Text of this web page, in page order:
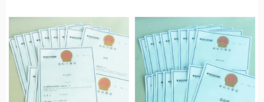
查、实质审理和作出裁定四个阶
段，整体成功率约在30%至
50%。根据《中华人民共和国商
标法》（2026年修正，2027年1
月1日起施行）规定，本文详细解
读商标驳回复审全流程。
18个月，官方规费为几百元到几
千元不等。根据《中华人民共和
国商标法》（2026年修正，2027
年1月1日起施行）规定，本文全
面解读最新商标注册流程细节、
所需材料及费用标准，助力企业
高效完成商标注册。